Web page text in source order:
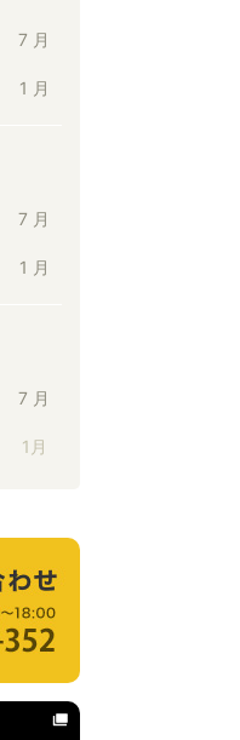
7 月
1 月
7 月
1 月
7 月
1月